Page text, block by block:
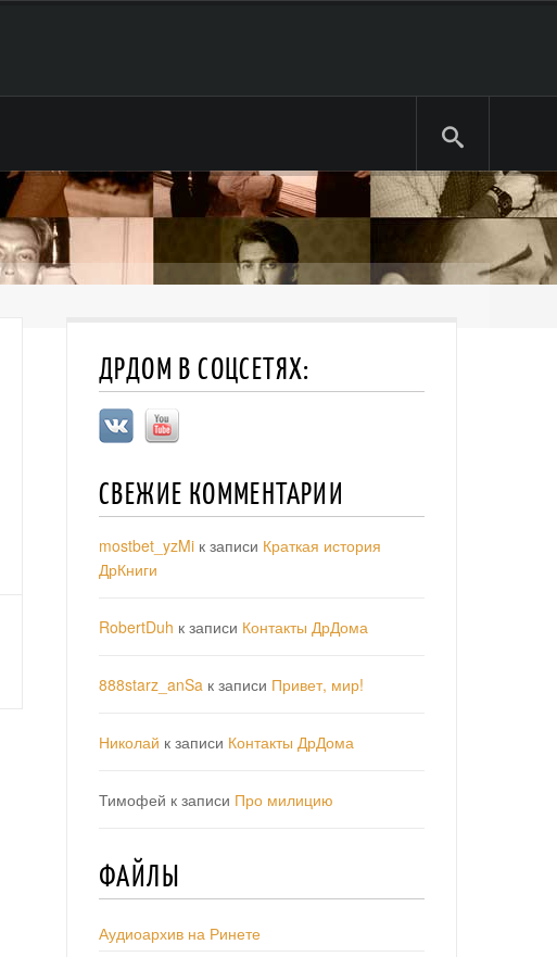
ДРДОМ В СОЦСЕТЯХ:
СВЕЖИЕ КОММЕНТАРИИ
mostbet_yzMi к записи Краткая история
ДрКниги
RobertDuh к записи Контакты ДрДома
888starz_anSa к записи Привет, мир!
Николай к записи Контакты ДрДома
Тимофей к записи Про милицию
ФАЙЛЫ
Аудиоархив на Ринете